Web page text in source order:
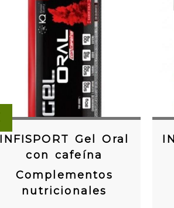
INFISPORT Gel Oral
con cafeína
Complementos
nutricionales
ANTERIOR